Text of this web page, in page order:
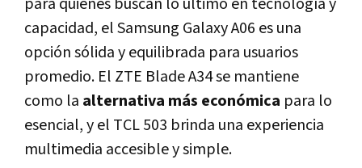
para quienes buscan lo último en tecnología y
capacidad, el Samsung Galaxy A06 es una
opción sólida y equilibrada para usuarios
promedio. El ZTE Blade A34 se mantiene
como la alternativa más económica para lo
esencial, y el TCL 503 brinda una experiencia
multimedia accesible y simple.